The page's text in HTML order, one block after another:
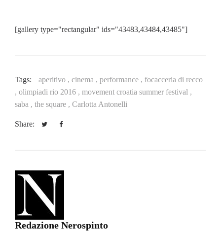
[gallery type="rectangular" ids="43483,43484,43485"]
Tags: aperitivo , cinema , performance , focacceria di recco
, olimpiadi rio 2016 , movement croatia summer festival ,
saba , the square , Carlotta Antonelli
Share:
Redazione Nerospinto